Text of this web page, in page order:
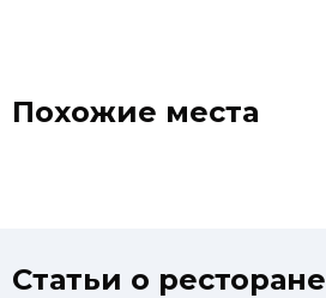
Похожие места
Статьи о ресторане